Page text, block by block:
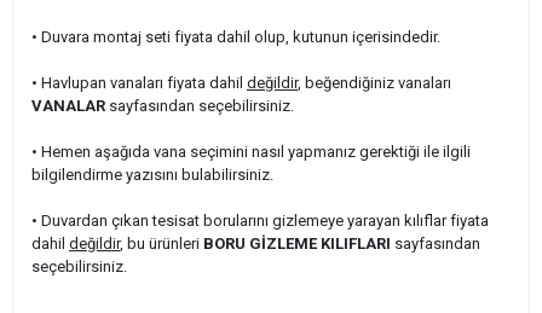
• Duvara montaj seti fiyata dahil olup, kutunun içerisindedir.
• Havlupan vanaları fiyata dahil değildir, beğendiğiniz vanaları
VANALAR sayfasından seçebilirsiniz.
• Hemen aşağıda vana seçimini nasıl yapmanız gerektiği ile ilgili
bilgilendirme yazısını bulabilirsiniz.
• Duvardan çıkan tesisat borularını gizlemeye yarayan kılıflar fiyata
dahil değildir, bu ürünleri BORU GİZLEME KILIFLARI sayfasından
seçebilirsiniz.